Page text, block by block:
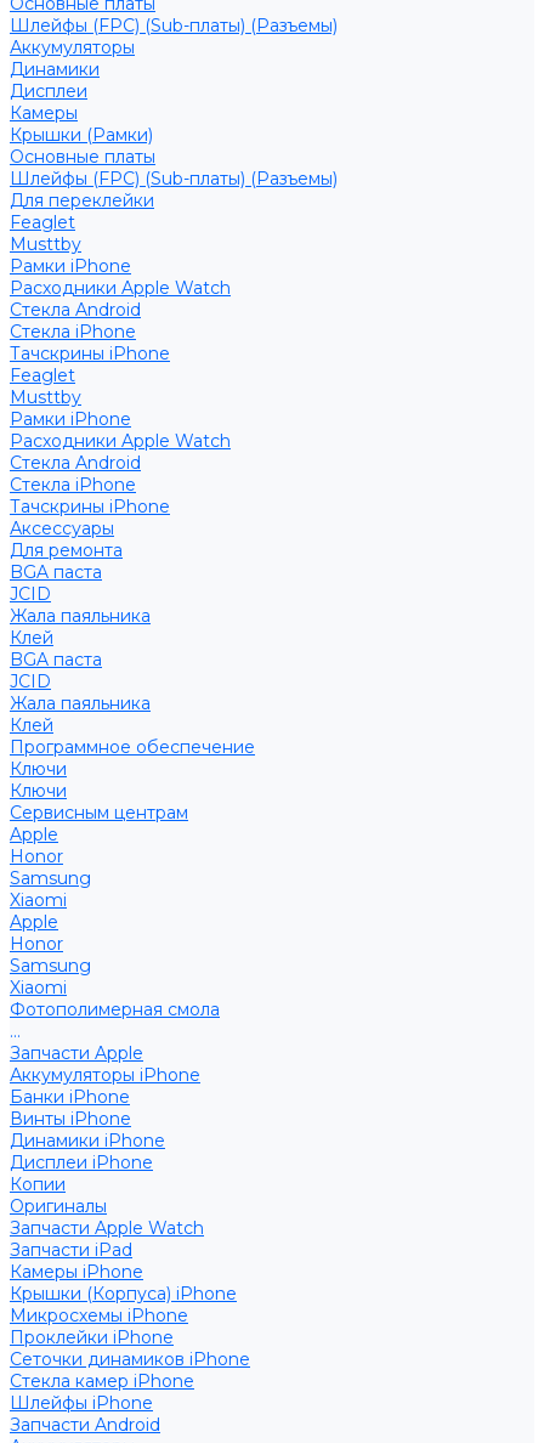
Шлейфы (FPC) (Sub-платы) (Разъемы)
Аккумуляторы
Динамики
Дисплеи
Камеры
Крышки (Рамки)
Основные платы
Шлейфы (FPC) (Sub-платы) (Разъемы)
Для переклейки
Feaglet
Musttby
Рамки iPhone
Расходники Apple Watch
Стекла Android
Стекла iPhone
Тачскрины iPhone
Feaglet
Musttby
Рамки iPhone
Расходники Apple Watch
Стекла Android
Стекла iPhone
Тачскрины iPhone
Аксессуары
Для ремонта
BGA паста
JCID
Жала паяльника
Клей
BGA паста
JCID
Жала паяльника
Клей
Программное обеспечение
Ключи
Ключи
Сервисным центрам
Apple
Honor
Samsung
Xiaomi
Apple
Honor
Samsung
Xiaomi
Фотополимерная смола
...
Запчасти Apple
Аккумуляторы iPhone
Банки iPhone
Винты iPhone
Динамики iPhone
Дисплеи iPhone
Копии
Оригиналы
Запчасти Apple Watch
Запчасти iPad
Камеры iPhone
Крышки (Корпуса) iPhone
Микросхемы iPhone
Проклейки iPhone
Сеточки динамиков iPhone
Стекла камер iPhone
Шлейфы iPhone
Запчасти Android